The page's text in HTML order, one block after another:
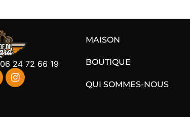
06 24 72 66 19
MAISON
BOUTIQUE
QUI SOMMES-NOUS